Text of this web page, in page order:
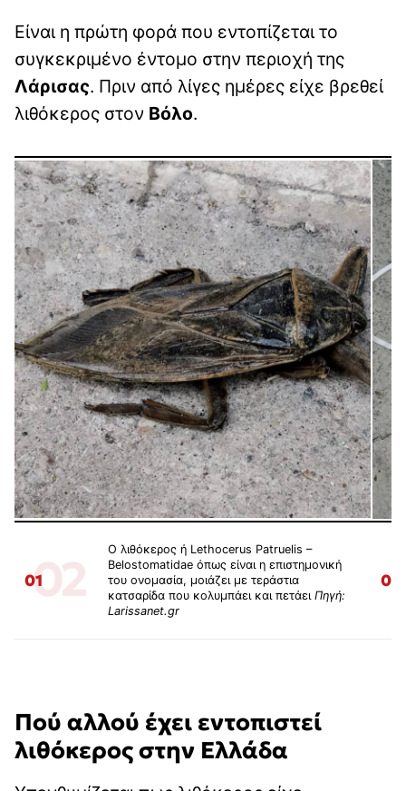
Είναι η πρώτη φορά που εντοπίζεται το
συγκεκριμένο έντομο στην περιοχή της
Λάρισας. Πριν από λίγες ημέρες είχε βρεθεί
λιθόκερος στον Βόλο.
0102
Ο λιθόκερος ή Lethocerus Patruelis –
Belostomatidae όπως είναι η επιστημονική
του ονομασία, μοιάζει με τεράστια
κατσαρίδα που κολυμπάει και πετάειΠηγή:
Larissanet.gr
02
Πού αλλού έχει εντοπιστεί
λιθόκερος στην Ελλάδα